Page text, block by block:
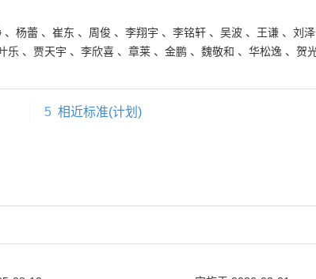
、 杨蕾 、 崔东 、 周俊 、 李翔宇 、 李铭轩 、 吴波 、 王谦 、 刘
乐 、 贾天宇 、 李欣喜 、 章莱 、 金鹏 、 魏敬和 、 华松逸 、 贺
5 相近标准(计划)